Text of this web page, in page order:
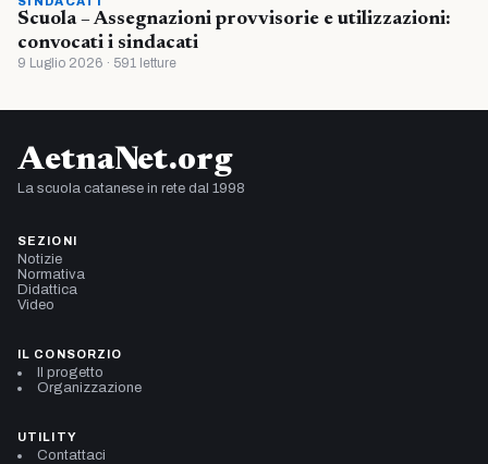
Scuola – Assegnazioni provvisorie e utilizzazioni:
convocati i sindacati
9 Luglio 2026 · 591 letture
AetnaNet.org
La scuola catanese in rete dal 1998
SEZIONI
Notizie
Normativa
Didattica
Video
IL CONSORZIO
Il progetto
Organizzazione
UTILITY
Contattaci